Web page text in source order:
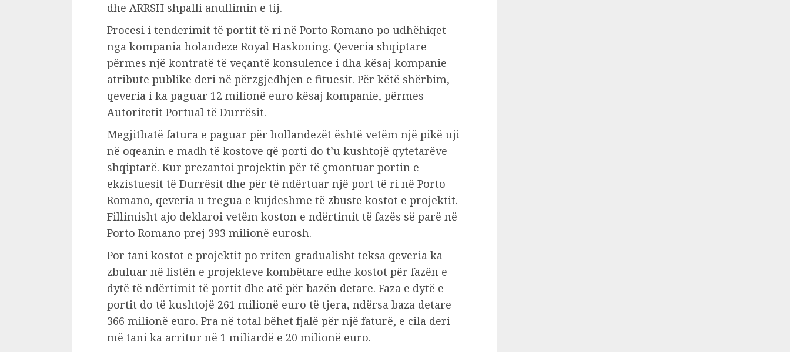
dhe ARRSH shpalli anullimin e tij.
Procesi i tenderimit të portit të ri në Porto Romano po udhëhiqet
nga kompania holandeze Royal Haskoning. Qeveria shqiptare
përmes një kontratë të veçantë konsulence i dha kësaj kompanie
atribute publike deri në përzgjedhjen e fituesit. Për këtë shërbim,
qeveria i ka paguar 12 milionë euro kësaj kompanie, përmes
Autoritetit Portual të Durrësit.
Megjithatë fatura e paguar për hollandezët është vetëm një pikë uji
në oqeanin e madh të kostove që porti do t’u kushtojë qytetarëve
shqiptarë. Kur prezantoi projektin për të çmontuar portin e
ekzistuesit të Durrësit dhe për të ndërtuar një port të ri në Porto
Romano, qeveria u tregua e kujdeshme të zbuste kostot e projektit.
Fillimisht ajo deklaroi vetëm koston e ndërtimit të fazës së parë në
Porto Romano prej 393 milionë eurosh.
Por tani kostot e projektit po rriten gradualisht teksa qeveria ka
zbuluar në listën e projekteve kombëtare edhe kostot për fazën e
dytë të ndërtimit të portit dhe atë për bazën detare. Faza e dytë e
portit do të kushtojë 261 milionë euro të tjera, ndërsa baza detare
366 milionë euro. Pra në total bëhet fjalë për një faturë, e cila deri
më tani ka arritur në 1 miliardë e 20 milionë euro.